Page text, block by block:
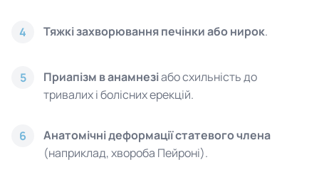
4 Тяжкі захворювання печінки або нирок.
5 Приапізм в анамнезіабо схильність до
тривалих і болісних ерекцій.
6
Анатомічні деформації статевого члена
(наприклад, хвороба Пейроні).